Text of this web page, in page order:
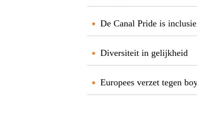
De Canal Pride is
Diversiteit in gelijkheid
Europees verzet tegen